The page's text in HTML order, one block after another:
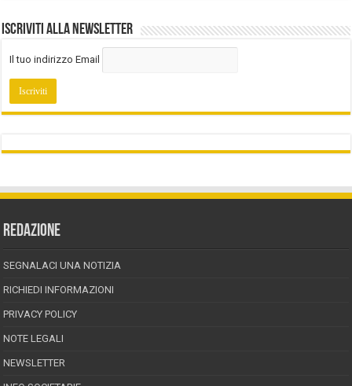
Iscriviti alla Newsletter
Il tuo indirizzo Email
REDAZIONE
SEGNALACI UNA NOTIZIA
RICHIEDI INFORMAZIONI
PRIVACY POLICY
NOTE LEGALI
NEWSLETTER